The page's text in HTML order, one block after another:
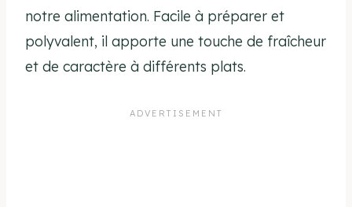
notre alimentation. Facile à préparer et
polyvalent, il apporte une touche de fraîcheur
et de caractère à différents plats.